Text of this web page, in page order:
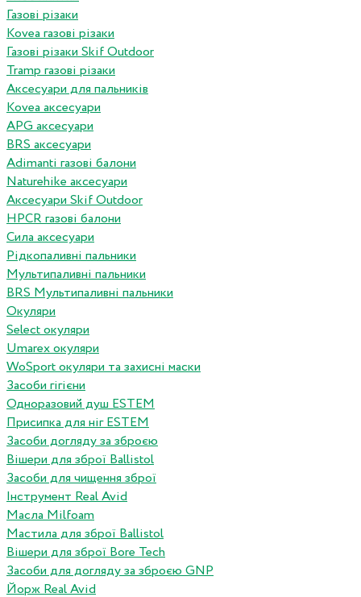
Газові різаки
Kovea газові різаки
Газові різаки Skif Outdoor
Tramp газові різаки
Аксесуари для пальників
Kovea аксесуари
APG аксесуари
BRS аксесуари
Adimanti газові балони
Naturehike аксесуари
Аксесуари Skif Outdoor
HPCR газові балони
Сила аксесуари
Рідкопаливні пальники
Мультипаливні пальники
BRS Мультипаливні пальники
Окуляри
Select окуляри
Umarex окуляри
WoSport окуляри та захисні маски
Засоби гігієни
Одноразовий душ ESTEM
Присипка для ніг ESTEM
Засоби догляду за зброєю
Вішери для зброї Ballistol
Засоби для чищення зброї
Інструмент Real Avid
Масла Milfoam
Мастила для зброї Ballistol
Вішери для зброї Bore Tech
Засоби для догляду за зброєю GNP
Йорж Real Avid